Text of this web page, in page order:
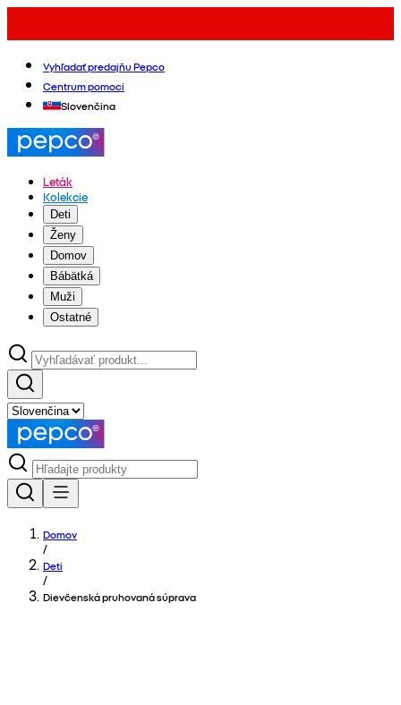
Vyhľadať predajňu Pepco
Centrum pomoci
Slovenčina
Leták
Kolekcie
Deti
Ženy
Domov
Bábätká
Muži
Ostatné
Domov
/
Deti
/
Dievčenská pruhovaná súprava